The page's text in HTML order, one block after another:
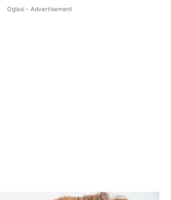
Oglasi - Advertisement